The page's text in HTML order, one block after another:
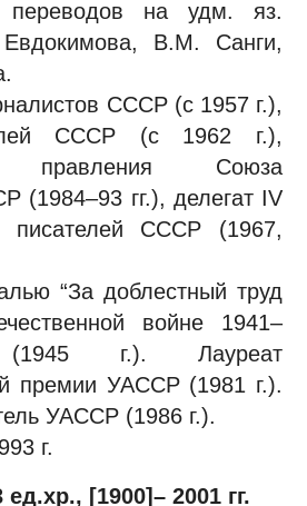
переводов на удм. яз.
В.М. Санги,
СССР (с 1957 г.),
СССР (с 1962 г.),
правления Союза
(1984–93 гг.), делегат IV
СССР (1967,
“За доблестный труд
войне 1941–
г.). Лауреат
премии УАССР (1981 г.).
УАССР (1986 г.).
г.
[1900]– 2001 гг.